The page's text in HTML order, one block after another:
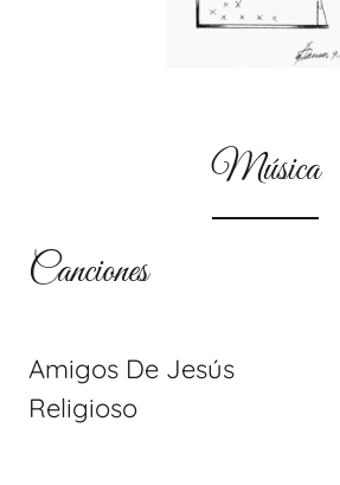
Música
Canciones
Amigos De Jesús
Religioso